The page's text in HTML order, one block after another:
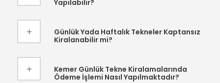
Yapılabilir?
Günlük Yada Haftalık Tekneler Kaptansız
Kiralanabilir mi?
Kemer Günlük Tekne Kiralamalarında
Ödeme İşlemi Nasıl Yapılmaktadır?